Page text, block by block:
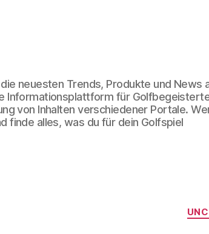
neuesten Trends, Produkte und News
Informationsplattform für
von Inhalten verschiedener Portale.
finde alles, was du für dein Golfspiel